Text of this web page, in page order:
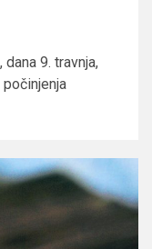
9. travnja,